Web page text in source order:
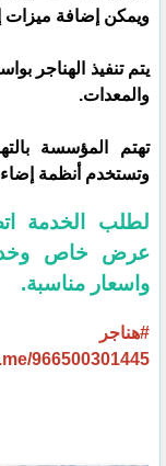
ويمكن إضافة ميزات
يتم تنفيذ الهناجر
والمعدات.
تهتم المؤسسة
وتستخدم أنظمة
لطلب الخدمة
عرض خاص
واسعار مناسبة.
#هناجر
966500301445